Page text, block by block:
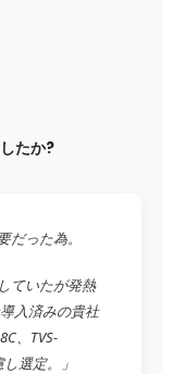
たか?
だった為。
ていたが発熱
入済みの貴社
、TVS-
選定。」